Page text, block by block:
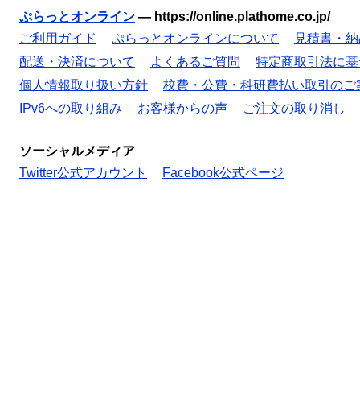
ぷらっとオンライン — https://online.plathome.co.jp/
ご利用ガイド
ぷらっとオンラインについて
見積書・
配送・決済について
よくあるご質問
特定商取引法に
個人情報取り扱い方針
校費・公費・科研費払い取引のご
IPv6への取り組み
お客様からの声 ご注文の取り消し
ソーシャルメディア
Twitter公式アカウント
Facebook公式ページ